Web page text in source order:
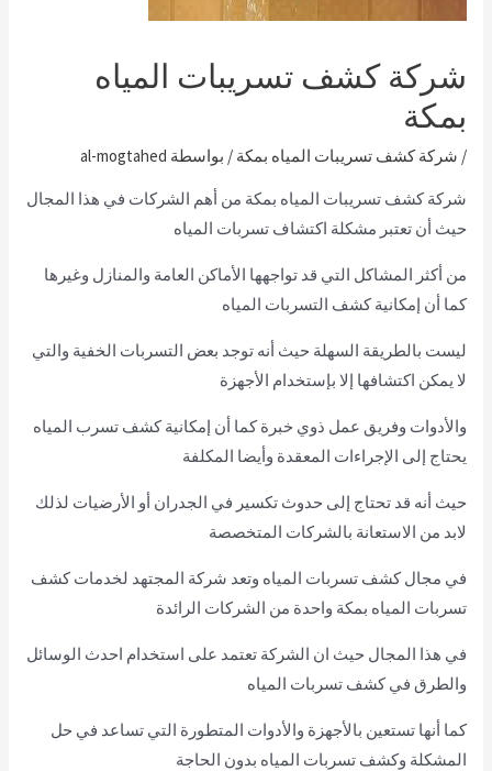
شركة كشف تسريبات المياه
بمكة
/ شركة كشف تسريبات المياه بمكة / بواسطة al-mogtahed
شركة كشف تسريبات المياه بمكة من أهم الشركات في هذا المجال
حيث أن تعتبر مشكلة اكتشاف تسربات المياه
من أكثر المشاكل التي قد تواجهها الأماكن العامة والمنازل وغيرها
كما أن إمكانية كشف التسربات المياه
ليست بالطريقة السهلة حيث أنه توجد بعض التسربات الخفية والتي
لا يمكن اكتشافها إلا بإستخدام الأجهزة
والأدوات وفريق عمل ذوي خبرة كما أن إمكانية كشف تسرب المياه
يحتاج إلى الإجراءات المعقدة وأيضا المكلفة
حيث أنه قد تحتاج إلى حدوث تكسير في الجدران أو الأرضيات لذلك
لابد من الاستعانة بالشركات المتخصصة
في مجال كشف تسربات المياه وتعد شركة المجتهد لخدمات كشف
تسربات المياه بمكة واحدة من الشركات الرائدة
في هذا المجال حيث ان الشركة تعتمد على استخدام احدث الوسائل
والطرق في كشف تسربات المياه
كما أنها تستعين بالأجهزة والأدوات المتطورة التي تساعد في حل
المشكلة وكشف تسربات المياه بدون الحاجة